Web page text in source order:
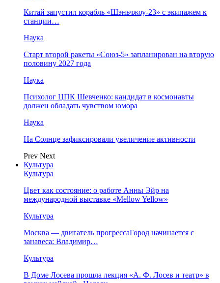
Китай запустил корабль «Шэньчжоу-23» с экипажем к
станции…
Наука
Старт второй ракеты «Союз-5» запланирован на вторую
половину 2027 года
Наука
Психолог ЦПК Шевченко: кандидат в космонавты
должен обладать чувством юмора
Наука
На Солнце зафиксировали увеличение активности
Prev Next
Культура
Культура
Цвет как состояние: о работе Анны Эйр на
международной выставке «Mellow Yellow»
Культура
Москва — двигатель прогрессаГород начинается с
занавеса: Владимир…
Культура
В Доме Лосева прошла лекция «А. Ф. Лосев и театр» в